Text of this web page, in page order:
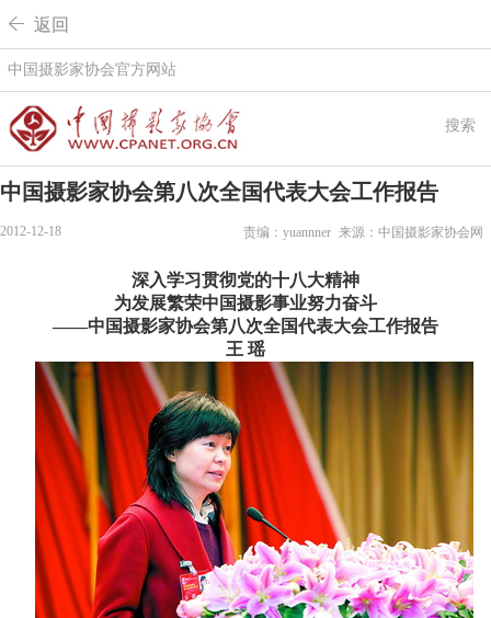
 返回
中国摄影家协会官方网站
搜索
中国摄影家协会第八次全国代表大会工作报告
2012-12-18 来源：中国摄影家协会网
责编：yuannner
深入学习贯彻党的十八大精神
为发展繁荣中国摄影事业努力奋斗
——中国摄影家协会第八次全国代表大会工作报告
王 瑶